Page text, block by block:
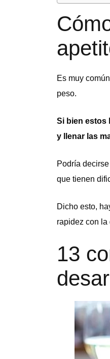
Es muy
peso.
Si bien estos
y llenar las
Podría
que tienen
Dicho esto,
rapidez con la
13